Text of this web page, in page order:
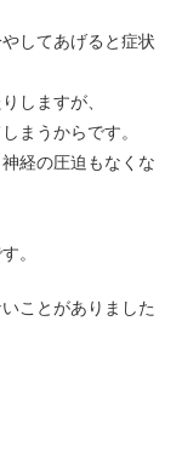
してあげると症状
しますが、
まうからです。
経の圧迫もなくな
。
ことがありました